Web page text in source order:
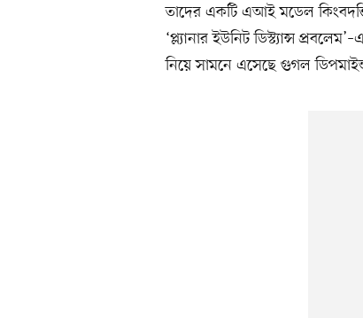
তাদের একটি এআই মডেল
‘প্ল্যানার ইউনিট ডিস্ট্যান্স
নিয়ে সামনে এসেছে গুগল